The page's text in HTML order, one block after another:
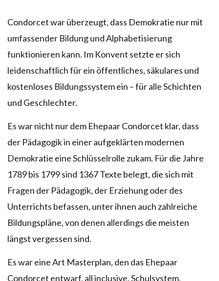
Condorcet war überzeugt, dass Demokratie nur mit
umfassender Bildung und Alphabetisierung
funktionieren kann. Im Konvent setzte er sich
leidenschaftlich für ein öffentliches, säkulares und
kostenloses Bildungssystem ein – für alle Schichten
und Geschlechter.
Es war nicht nur dem Ehepaar Condorcet klar, dass
der Pädagogik in einer aufgeklärten modernen
Demokratie eine Schlüsselrolle zukam. Für die Jahre
1789 bis 1799 sind 1367 Texte belegt, die sich mit
Fragen der Pädagogik, der Erziehung oder des
Unterrichts befassen, unter ihnen auch zahlreiche
Bildungspläne, von denen allerdings die meisten
längst vergessen sind.
Es war eine Art Masterplan, den das Ehepaar
Condorcet entwarf, all inclusive. Schulsystem,